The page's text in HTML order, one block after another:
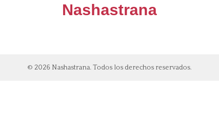
Nashastrana
© 2026 Nashastrana. Todos los derechos reservados.